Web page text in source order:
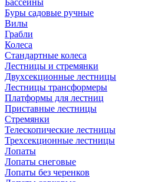
Бассейны
Буры садовые ручные
Вилы
Грабли
Колеса
Стандартные колеса
Лестницы и стремянки
Двухсекционные лестницы
Лестницы трансформеры
Платформы для лестниц
Приставные лестницы
Стремянки
Телескопические лестницы
Трехсекционные лестницы
Лопаты
Лопаты снеговые
Лопаты без черенков